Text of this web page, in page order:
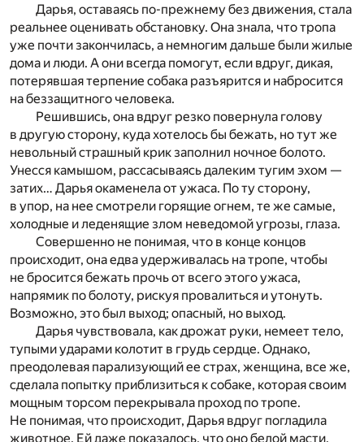
Дарья, оставаясь по-прежнему без движения, стала
реальнее оценивать обстановку. Она знала, что тропа
уже почти закончилась, а немногим дальше были жилые
дома и люди. А они всегда помогут, если вдруг, дикая,
потерявшая терпение собака разъярится и набросится
на беззащитного человека.
Решившись, она вдруг резко повернула голову
в другую сторону, куда хотелось бы бежать, но тут же
невольный страшный крик заполнил ночное болото.
Унесся камышом, рассасываясь далеким тугим эхом —
затих… Дарья окаменела от ужаса. По ту сторону,
в упор, на нее смотрели горящие огнем, те же самые,
холодные и леденящие злом неведомой угрозы, глаза.
Совершенно не понимая, что в конце концов
происходит, она едва удерживалась на тропе, чтобы
не бросится бежать прочь от всего этого ужаса,
напрямик по болоту, рискуя провалиться и утонуть.
Возможно, это был выход; опасный, но выход.
Дарья чувствовала, как дрожат руки, немеет тело,
тупыми ударами колотит в грудь сердце. Однако,
преодолевая парализующий ее страх, женщина, все же,
сделала попытку приблизиться к собаке, которая своим
мощным торсом перекрывала проход по тропе.
Не понимая, что происходит, Дарья вдруг погладила
животное. Ей даже показалось, что оно белой масти.